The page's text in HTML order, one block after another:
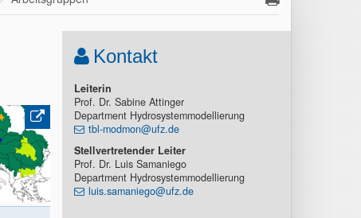
Kontakt
Leiterin
Prof. Dr. Sabine Attinger
Department Hydrosystemmodellierung
tbl-modmon@ufz.de
Stellvertretender Leiter
Prof. Dr. Luis Samaniego
Department Hydrosystemmodellierung
luis.samaniego@ufz.de